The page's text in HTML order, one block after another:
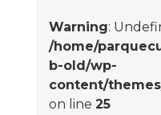
Warning:
/home/
b-old/wp-
content/
on line 25